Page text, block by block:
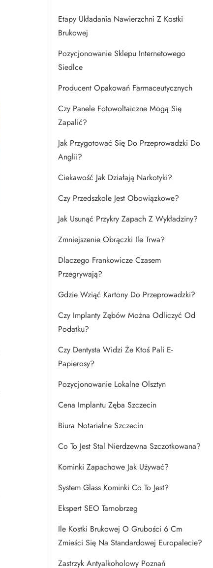
Etapy Układania Nawierzchni Z Kostki
Brukowej
Pozycjonowanie Sklepu Internetowego
Siedlce
Producent Opakowań Farmaceutycznych
Czy Panele Fotowoltaiczne Mogą Się
Zapalić?
Jak Przygotować Się Do Przeprowadzki Do
Anglii?
Ciekawość Jak Działają Narkotyki?
Czy Przedszkole Jest Obowiązkowe?
Jak Usunąć Przykry Zapach Z Wykładziny?
Zmniejszenie Obrączki Ile Trwa?
Dlaczego Frankowicze Czasem
Przegrywają?
Gdzie Wziąć Kartony Do Przeprowadzki?
Czy Implanty Zębów Można Odliczyć Od
Podatku?
Czy Dentysta Widzi Że Ktoś Pali E-
Papierosy?
Pozycjonowanie Lokalne Olsztyn
Cena Implantu Zęba Szczecin
Biura Notarialne Szczecin
Co To Jest Stal Nierdzewna Szczotkowana?
Kominki Zapachowe Jak Używać?
System Glass Kominki Co To Jest?
Ekspert SEO Tarnobrzeg
Ile Kostki Brukowej O Grubości 6 Cm
Zmieści Się Na Standardowej Europalecie?
Zastrzyk Antyalkoholowy Poznań